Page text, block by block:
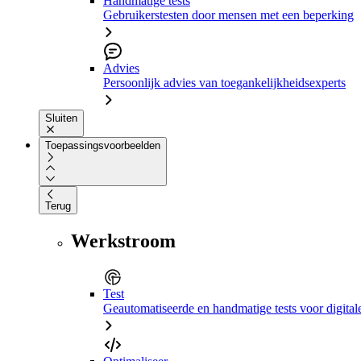
Gebruikerstesten door mensen met een beperking
Advies
Persoonlijk advies van toegankelijkheidsexperts
Sluiten
Toepassingsvoorbeelden
Terug
Werkstroom
Test
Geautomatiseerde en handmatige tests voor